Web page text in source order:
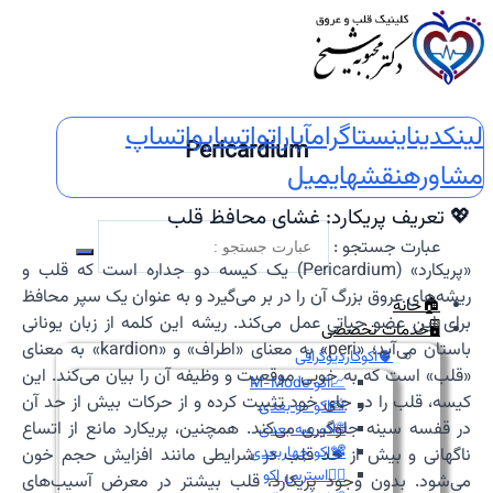
لینکدیناینستاگرامآپاراتواتساپواتساپ
مشاورهنقشهایمیل
عبارت جستجو :
🏠خانه
🖥️خدمات تخصصی
🫀اکوکاردیوگرافی
📈اکو M-Mode
📸اکو دو بعدی
🌐اکو سه بعدی
📽️اکو چهاربعدی
🏃‍♀️استرس اکو
Pericardium
💖 تعریف پریکارد: غشای محافظ قلب
«پریکارد» (Pericardium) یک کیسه دو جداره است که قلب و
ریشه‌های عروق بزرگ آن را در بر می‌گیرد و به عنوان یک سپر محافظ
برای این عضو حیاتی عمل می‌کند. ریشه این کلمه از زبان یونانی
باستان می‌آید؛ «peri» به معنای «اطراف» و «kardion» به معنای
«قلب» است که به خوبی موقعیت و وظیفه آن را بیان می‌کند. این
کیسه، قلب را در جای خود تثبیت کرده و از حرکات بیش از حد آن
در قفسه سینه جلوگیری می‌کند. همچنین، پریکارد مانع از اتساع
ناگهانی و بیش از حد قلب در شرایطی مانند افزایش حجم خون
می‌شود. بدون وجود پریکارد، قلب بیشتر در معرض آسیب‌های